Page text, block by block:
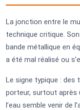
La jonction entre le
technique critique.
bande métallique en
a été mal réalisé ou
Le signe typique : des
porteur, surtout après
l’eau semble venir de